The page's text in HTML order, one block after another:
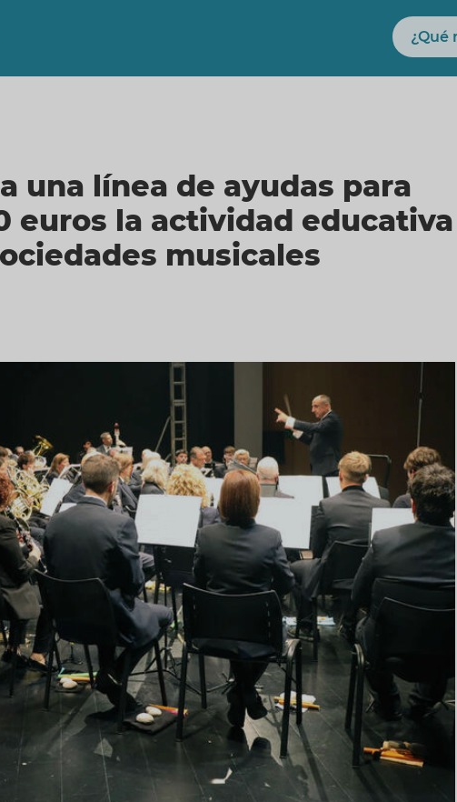
Buscar
una línea de ayudas para
euros la actividad educativa
musicales